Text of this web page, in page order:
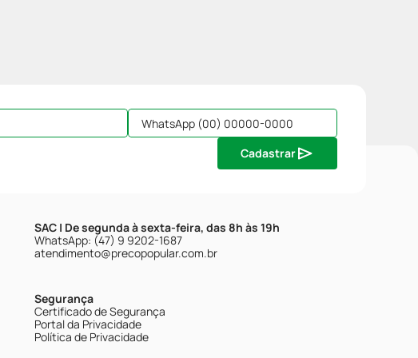
Cadastrar
SAC | De segunda à sexta-feira, das 8h às 19h
WhatsApp: (47) 9 9202-1687
atendimento@precopopular.com.br
Segurança
Certificado de Segurança
Portal da Privacidade
Política de Privacidade